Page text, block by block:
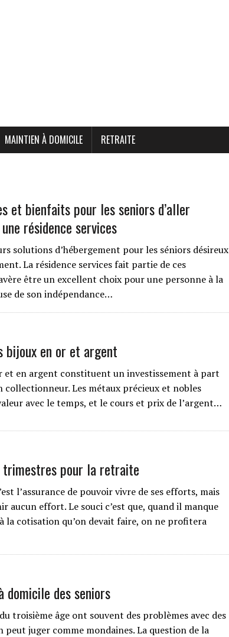
MAINTIEN À DOMICILE RETRAITE
et bienfaits pour les seniors d’aller
résidence services
solutions d’hébergement pour les séniors désireux
La résidence services fait partie de ces
être un excellent choix pour une personne à la
de son indépendance…
bijoux en or et argent
et en argent constituent un investissement à part
collectionneur. Les métaux précieux et nobles
avec le temps, et le cours et prix de l’argent…
trimestres pour la retraite
l’assurance de pouvoir vivre de ses efforts, mais
aucun effort. Le souci c’est que, quand il manque
la cotisation qu’on devait faire, on ne profitera
domicile des seniors
troisième âge ont souvent des problèmes avec des
peut juger comme mondaines. La question de la